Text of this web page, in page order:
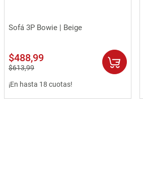
Vista rápida
Sofá 3P Bowie | Beige
$488,99
$613,99
¡En hasta 18 cuotas!